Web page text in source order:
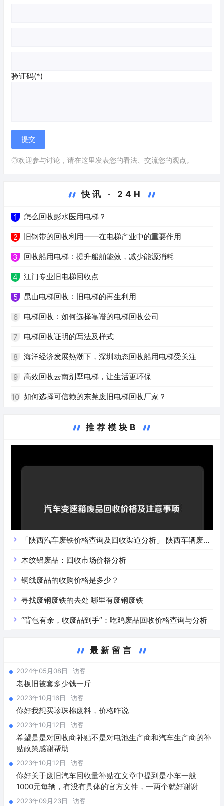
验证码(*)
◎欢迎参与讨论，请在这里发表您的看法、交流您的观点。
快讯 · 24H
1 怎么回收彭水医用电梯？
2 旧钢带的回收利用——在电梯产业中的重要作用
3 回收船用电梯：提升船舶能效，减少能源消耗
4 江门专业旧电梯回收点
5 昆山电梯回收：旧电梯的再生利用
6 电梯回收：如何选择靠谱的电梯回收公司
7 电梯回收证明的写法及样式
8 海洋经济发展热潮下，深圳动态回收船用电梯受关注
9 高效回收云南别墅电梯，让生活更环保
10 如何选择可信赖的东莞废旧电梯回收厂家？
推荐模块B
「陕西汽车废铁价格查询及回收渠道分析」 陕西车辆废铁
价是什么
木纹铝废品：回收市场价格分析
铜线废品的收购价格是多少？
寻找废钢废铁的去处 哪里有废钢废铁
“背包有余，收废品到手”：吃鸡废品回收价格查询与分析
最新留言
2024年05月08日 访客
老板旧被套多少钱一斤
2023年10月16日 访客
你好我想买珍珠棉废料，价格咋说
2023年10月12日 访客
希望是是对回收商补贴不是对电池生产商和汽车生产商的补
贴政策感谢帮助
2023年10月12日 访客
你好关于废旧汽车回收量补贴在文章中提到是小车一般
1000元每辆，有没有具体的官方文件，一两个就好谢谢
2023年09月23日 访客